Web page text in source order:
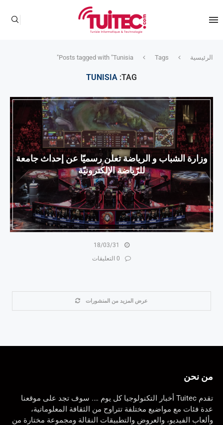
الرئيسية Tags
Posts tagged with "Tunisia"
TAG:
TUNISIA
وزارة الشباب و الرياضة تعلن رسميّا عن إحداث جامعة
للرّياضة الإلكترونيّة
18/03/31
0 التعليقات
عرض المزيد من المنشورات
من نحن
تقدم Tuitec أخبار التكنولوجيا كل يوم …. سوف تجد على موقعنا
عدة فئات مع مواضيع مختلفة تتراوح من الثقافة المعلوماتية،
وألعاب الفيديو، والعروض والتطبيقات النقالة ومجموعة مختارة من